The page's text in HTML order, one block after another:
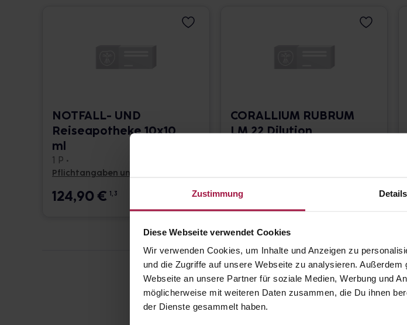
Zustimmung Details
Diese Webseite verwendet Cookies
Wir verwenden Cookies, um Inhalte und Anzeigen zu
und die Zugriffe auf unsere Webseite zu analysieren.
Webseite an unsere Partner für soziale Medien, Werbung und
möglicherweise mit weiteren Daten zusammen, die Du ihnen
der Dienste gesammelt haben.
NOTFALL- UND
Reiseapotheke 10x10
ml
1 P •
Pflichtangaben und Details
124,90€ 1, 3
CORALLIUM RUBRUM
LM 22 Dilution
17,66